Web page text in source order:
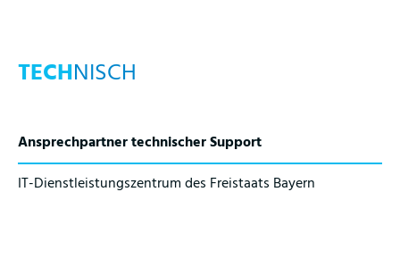
TECHNISCH
Ansprechpartner technischer Support
IT-Dienstleistungszentrum des Freistaats Bayern